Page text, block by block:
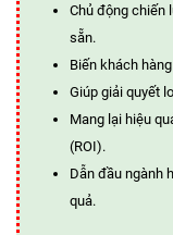
Chủ động chiến
sẵn.
Biến khách
Giúp giải quyết
Mang lại hiệu
(ROI).
Dẫn đầu ngành
quả.